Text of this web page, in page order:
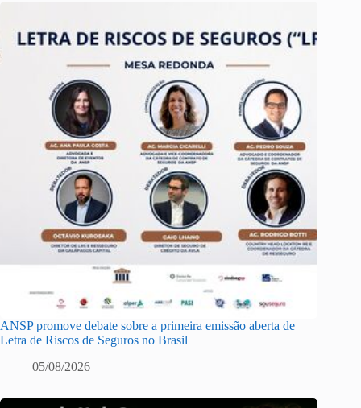
ANSP promove debate sobre a primeira emissão aberta de
Letra de Riscos de Seguros no Brasil
05/08/2026